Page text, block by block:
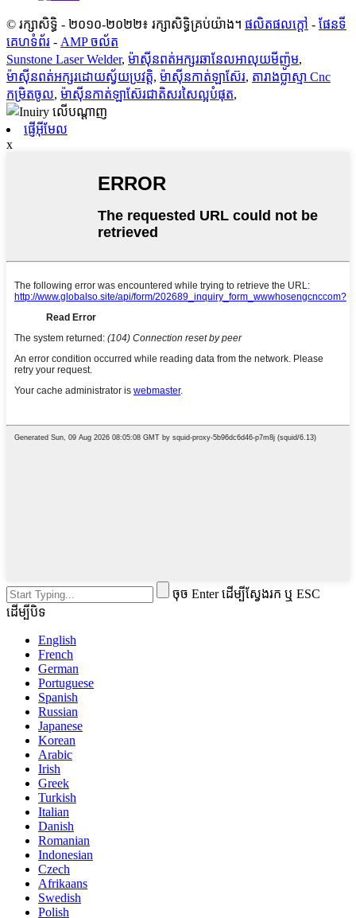
© រក្សាសិទ្ធិ - ២០១០-២០២២៖ រក្សាសិទ្ធិគ្រប់យ៉ាង។ ផលិតផលក្តៅ - ផែនទី
គេហទំព័រ - AMP ចល័ត
Sunstone Laser Welder, ម៉ាស៊ីនពត់អក្សរឆានែលអាលុយមីញ៉ូម,
ម៉ាស៊ីនពត់អក្សរដោយស្វ័យប្រវត្តិ, ម៉ាស៊ីនកាត់ឡាស៊ែរ, តារាងប្លាស្មា Cnc
កម្រិតចូល, ម៉ាស៊ីនកាត់ឡាស៊ែរជាតិសរសៃល្អបំផុត,
ផ្ញើអ៊ីមែល
x
ចុច Enter ដើម្បីស្វែងរក ឬ ESC
ដើម្បីបិទ
English
French
German
Portuguese
Spanish
Russian
Japanese
Korean
Arabic
Irish
Greek
Turkish
Italian
Danish
Romanian
Indonesian
Czech
Afrikaans
Swedish
Polish